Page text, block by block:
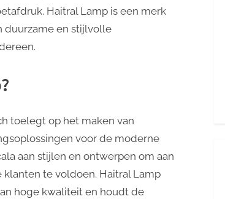
Haitral Lamp is een merk
duurzame en stijlvolle
toelegt op het maken van
voor de moderne
aan stijlen en ontwerpen om aan
te voldoen. Haitral Lamp
hoge kwaliteit en houdt de